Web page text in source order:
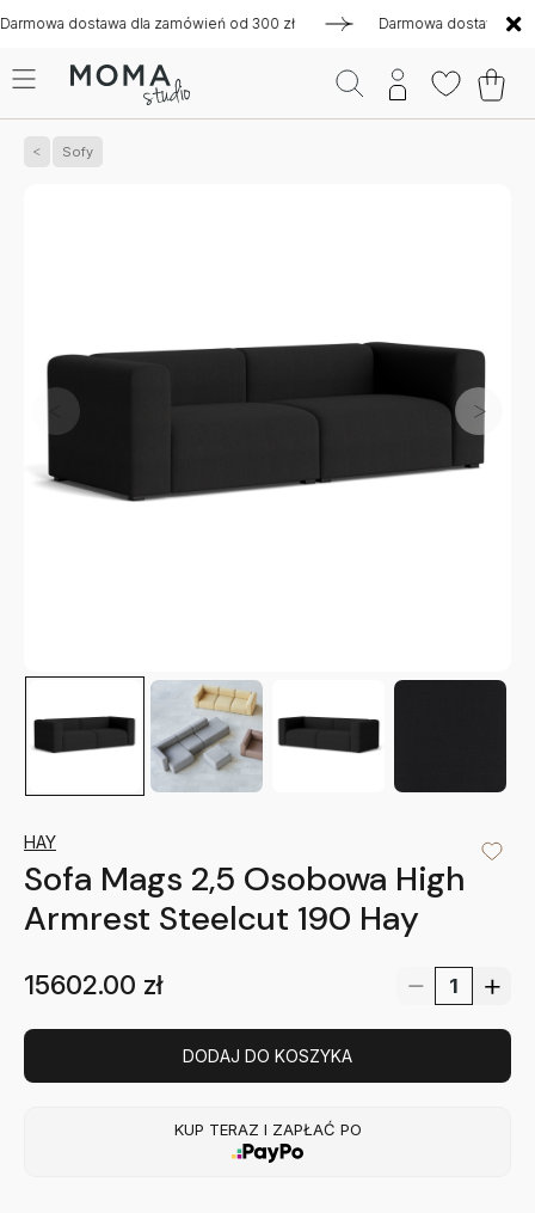
dostawa dla zamówień od 300 zł Darmowa dostawa dla
Sofy
HAY
Sofa Mags 2,5 Osobowa High
Armrest Steelcut 190 Hay
15602.00 zł
DODAJ DO KOSZYKA
KUP TERAZ I ZAPŁAĆ PO